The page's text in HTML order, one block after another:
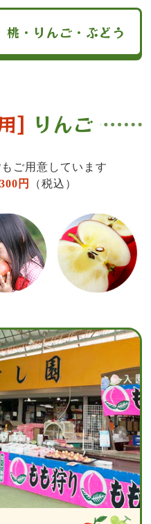
桃・りんご・ぶどう
] りんご
ご用意しています
円
（税込）